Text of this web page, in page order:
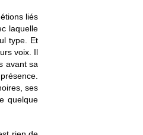
liés
laquelle
type. Et
voix. Il
avant sa
ses
quelque